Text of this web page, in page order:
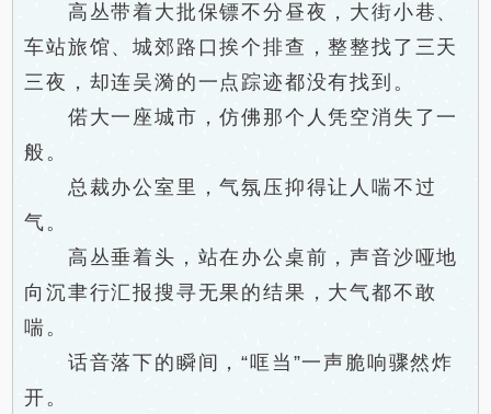
高丛带着大批保镖不分昼夜，大街小巷、
车站旅馆、城郊路口挨个排查，整整找了三天
三夜，却连吴漪的一点踪迹都没有找到。
偌大一座城市，仿佛那个人凭空消失了一
般。
总裁办公室里，气氛压抑得让人喘不过
气。
高丛垂着头，站在办公桌前，声音沙哑地
向沉聿行汇报搜寻无果的结果，大气都不敢
喘。
话音落下的瞬间，“哐当”一声脆响骤然炸
开。